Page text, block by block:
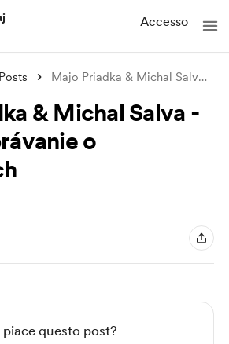
Accesso
Posts Majo Priadka & Michal Salva - su
& Michal Salva -
o
piace questo post?